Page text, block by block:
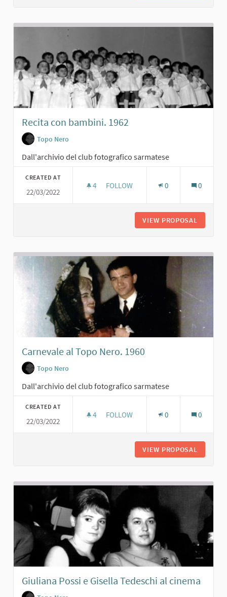
Recita con bambini. 1962
Topo Nero
Dall'archivio del club fotografico sarmatese
CREATED AT
22/03/2022
4 4 FOLLOWERS
FOLLOW 0 0
VIEW PROPOSAL
Carnevale al Topo Nero. 1960
Topo Nero
Dall'archivio del club fotografico sarmatese
CREATED AT
22/03/2022
4 4 FOLLOWERS
FOLLOW 0 0
VIEW PROPOSAL
Giuliana Possi e Gisella Tedeschi al cinema